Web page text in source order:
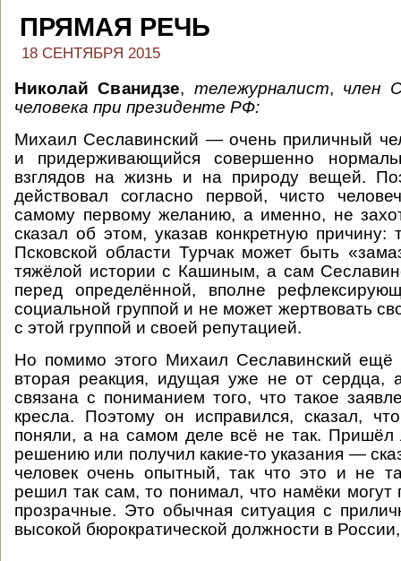
ПРЯМАЯ РЕЧЬ
18 СЕНТЯБРЯ 2015
Николай Сванидзе, тележурналист, член
человека при президенте РФ:
Михаил Сеславинский — очень приличный
и придерживающийся совершенно
взглядов на жизнь и на природу вещей.
действовал согласно первой, чисто
самому первому желанию, а именно, не
сказал об этом, указав конкретную причину:
Псковской области Турчак может быть
тяжёлой истории с Кашиным, а сам
перед определённой, вполне
социальной группой и не может жертвовать
с этой группой и своей репутацией.
Но помимо этого Михаил Сеславинский ещё
вторая реакция, идущая уже не от сердца,
связана с пониманием того, что такое
кресла. Поэтому он исправился, сказал,
поняли, а на самом деле всё не так. Пришёл
решению или получил какие-то указания —
человек очень опытный, так что это и не
решил так сам, то понимал, что намёки могут
прозрачные. Это обычная ситуация с
высокой бюрократической должности в